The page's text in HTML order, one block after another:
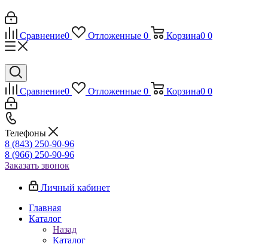
Сравнение0 Отложенные 0 Корзина0 0
Сравнение0 Отложенные 0 Корзина0 0
Телефоны
8 (843) 250-90-96
8 (966) 250-90-96
Заказать звонок
Личный кабинет
Главная
Каталог
Назад
Каталог